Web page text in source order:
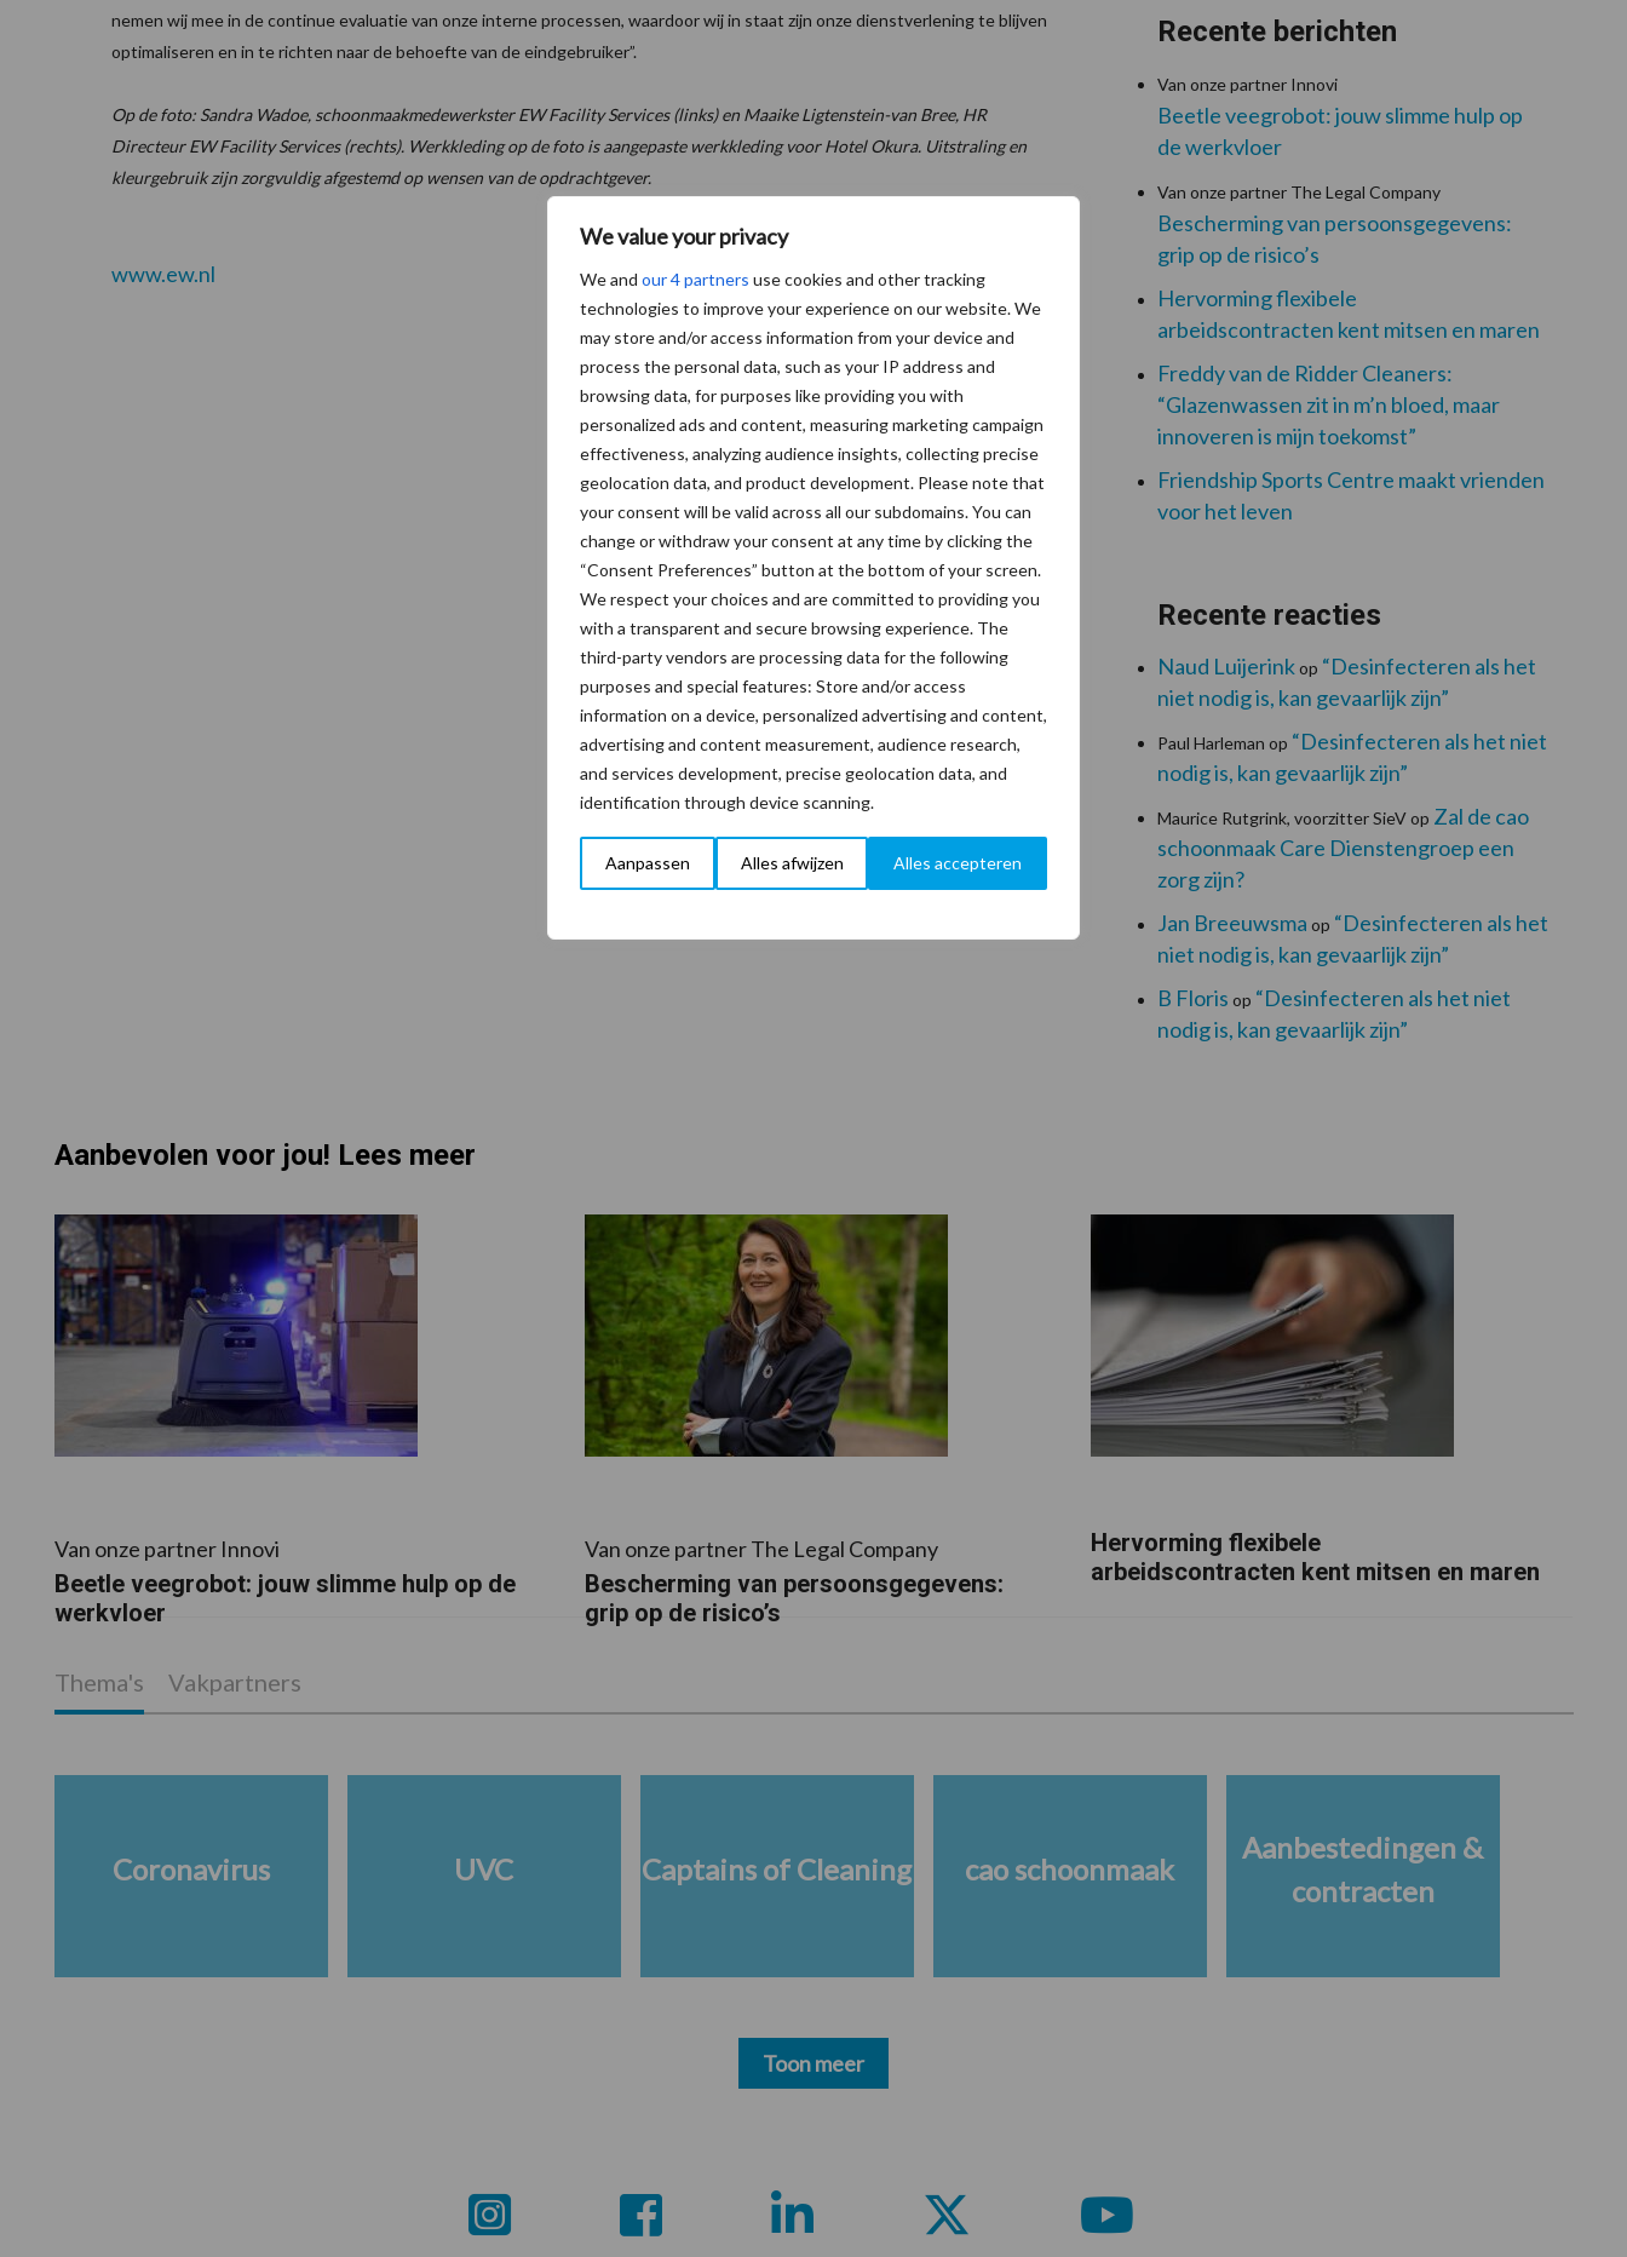
We value your privacy
We and our 4 partners use cookies and other tracking
technologies to improve your experience on our website. We
may store and/or access information from your device and
process the personal data, such as your IP address and
browsing data, for purposes like providing you with
personalized ads and content, measuring marketing campaign
effectiveness, analyzing audience insights, collecting precise
geolocation data, and product development. Please note that
your consent will be valid across all our subdomains. You can
change or withdraw your consent at any time by clicking the
“Consent Preferences” button at the bottom of your screen.
We respect your choices and are committed to providing you
with a transparent and secure browsing experience. The
third-party vendors are processing data for the following
purposes and special features: Store and/or access
information on a device, personalized advertising and content,
advertising and content measurement, audience research,
and services development, precise geolocation data, and
identification through device scanning.
Aanpassen Alles afwijzen Alles accepteren
nemen wij mee in de continue evaluatie van onze interne processen, waardoor wij in staat zijn onze dienstverlening te blijven
optimaliseren en in te richten naar de behoefte van de eindgebruiker”.
Op de foto: Sandra Wadoe, schoonmaakmedewerkster EW Facility Services (links) en Maaike Ligtenstein-van Bree, HR
Directeur EW Facility Services (rechts). Werkkleding op de foto is aangepaste werkkleding voor Hotel Okura. Uitstraling en
kleurgebruik zijn zorgvuldig afgestemd op wensen van de opdrachtgever.
www.ew.nl
Recente berichten
Van onze partner Innovi
Beetle veegrobot: jouw slimme hulp op
de werkvloer
Van onze partner The Legal Company
Bescherming van persoonsgegevens:
grip op de risico’s
Hervorming flexibele
arbeidscontracten kent mitsen en maren
Freddy van de Ridder Cleaners:
“Glazenwassen zit in m’n bloed, maar
innoveren is mijn toekomst”
Friendship Sports Centre maakt vrienden
voor het leven
Recente reacties
Naud Luijerinkop “Desinfecteren als het
niet nodig is, kan gevaarlijk zijn”
Paul Harleman op “Desinfecteren als het niet
nodig is, kan gevaarlijk zijn”
Maurice Rutgrink, voorzitter SieVop Zal de cao
schoonmaak Care Dienstengroep een
zorg zijn?
Jan Breeuwsma op “Desinfecteren als het
niet nodig is, kan gevaarlijk zijn”
B Floris op “Desinfecteren als het niet
nodig is, kan gevaarlijk zijn”
Aanbevolen voor jou! Lees meer
Van onze partner Innovi
Beetle veegrobot: jouw slimme hulp op de
werkvloer
Van onze partner The Legal Company
Bescherming van persoonsgegevens:
grip op de risico’s
Hervorming flexibele
arbeidscontracten kent mitsen en maren
Thema's Vakpartners
Coronavirus UVC Captains of Cleaning cao schoonmaak
Aanbestedingen &
contracten
Toon meer